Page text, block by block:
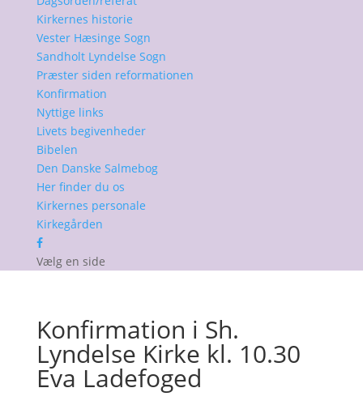
Kirkernes historie
Vester Hæsinge Sogn
Sandholt Lyndelse Sogn
Præster siden reformationen
Konfirmation
Nyttige links
Livets begivenheder
Bibelen
Den Danske Salmebog
Her finder du os
Kirkernes personale
Kirkegården
Vælg en side
Konfirmation i Sh.
Lyndelse Kirke kl. 10.30
Eva Ladefoged